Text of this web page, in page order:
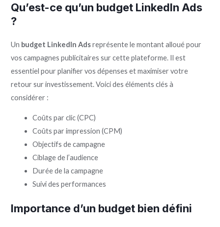
Qu’est-ce qu’un budget LinkedIn Ads
?
Un budget LinkedIn Adsreprésente le montant alloué pour
vos campagnes publicitaires sur cette plateforme. Il est
essentiel pour planifier vos dépenses et maximiser votre
retour sur investissement. Voici des éléments clés à
considérer :
Coûts par clic (CPC)
Coûts par impression (CPM)
Objectifs de campagne
Ciblage de l’audience
Durée de la campagne
Suivi des performances
Importance d’un budget bien défini